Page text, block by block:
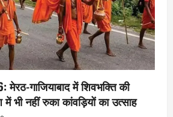
मेरठ-गाजियाबाद में शिवभक्ति की
में भी नहीं रुका कांवड़ियों का उत्साह